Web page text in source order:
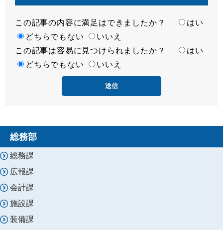
満
足
度
この記事の内容に満足はできましたか？
はい
どちらでもない
いいえ
容
易
この記事は容易に見つけられましたか？
はい
どちらでもない
いいえ
総務部
総務課
広報課
会計課
施設課
装備課